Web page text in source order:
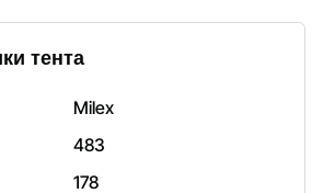
тента
Milex
483
178